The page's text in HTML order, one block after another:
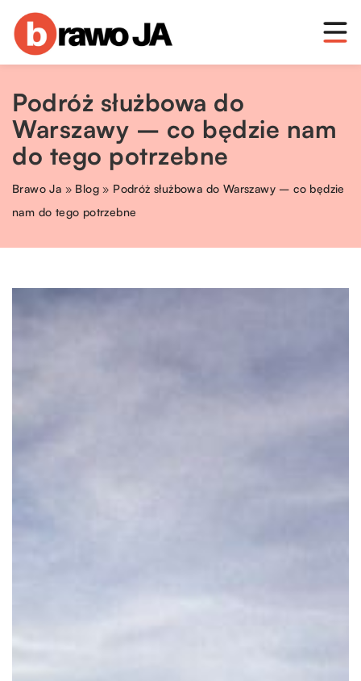
Podróż służbowa do
Warszawy – co będzie nam
do tego potrzebne
Brawo Ja » Blog » Podróż służbowa do Warszawy – co będzie
nam do tego potrzebne